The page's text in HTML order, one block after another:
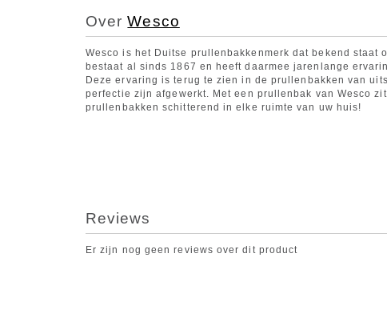
OverWesco
Wesco is het Duitse prullenbakkenmerk dat bekend staat
bestaat al sinds 1867 en heeft daarmee jarenlange
Deze ervaring is terug te zien in de prullenbakken van
perfectie zijn afgewerkt. Met een prullenbak van Wesco
prullenbakken schitterend in elke ruimte van uw huis!
Reviews
Er zijn nog geen reviews over dit product